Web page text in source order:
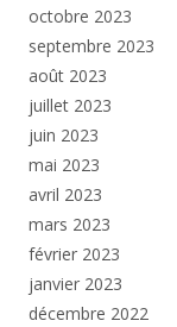
octobre 2023
septembre 2023
août 2023
juillet 2023
juin 2023
mai 2023
avril 2023
mars 2023
février 2023
janvier 2023
décembre 2022